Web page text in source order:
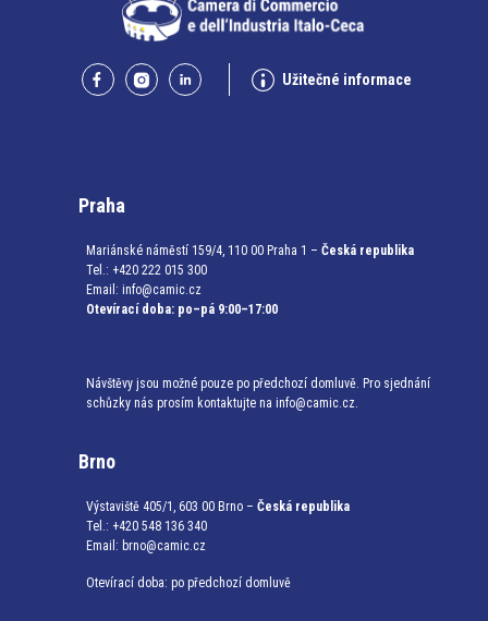
Užitečné informace
Praha
Mariánské náměstí 159/4, 110 00 Praha 1 – Česká republika
Tel.: +420 222 015 300
Email: info@camic.cz
Otevírací doba: po–pá 9:00–17:00
Návštěvy jsou možné pouze po předchozí domluvě. Pro sjednání
schůzky nás prosím kontaktujte na info@camic.cz.
Brno
Výstaviště 405/1, 603 00 Brno – Česká republika
Tel.: +420 548 136 340
Email: brno@camic.cz
Otevírací doba: po předchozí domluvě